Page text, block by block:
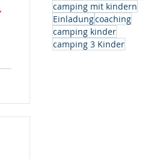
camping mit kindern
Einladungcoaching
camping kinder
camping 3 Kinder